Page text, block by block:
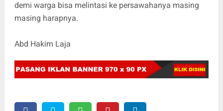
demi warga bisa melintasi ke persawahanya masing
masing harapnya.
Abd Hakim Laja